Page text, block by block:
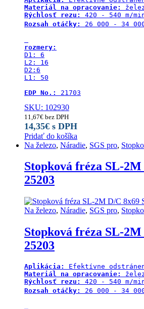
Materiál na opracovanie:
Rýchlosť rezu:
Rozsah otáčky:
26 000 - 34
rozmery:
D1: 6
L2: 16
D2:6
L1: 50
EDP No.:
21703
SKU: 102930
11,67€ bez DPH
14,35€ s DPH
Pridať do košíka
Na železo, Náradie, SGS pro,
Stopková fréza SL-2M
25203
Na železo, Náradie, SGS pro,
Stopková fréza SL-2M
25203
Aplikácia:
Materiál na opracovanie:
Rýchlosť rezu:
Rozsah otáčky:
26 000 - 34